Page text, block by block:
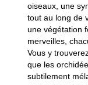
oiseaux, une
tout au long de
une végétation
merveilles,
Vous y
que les
subtilement